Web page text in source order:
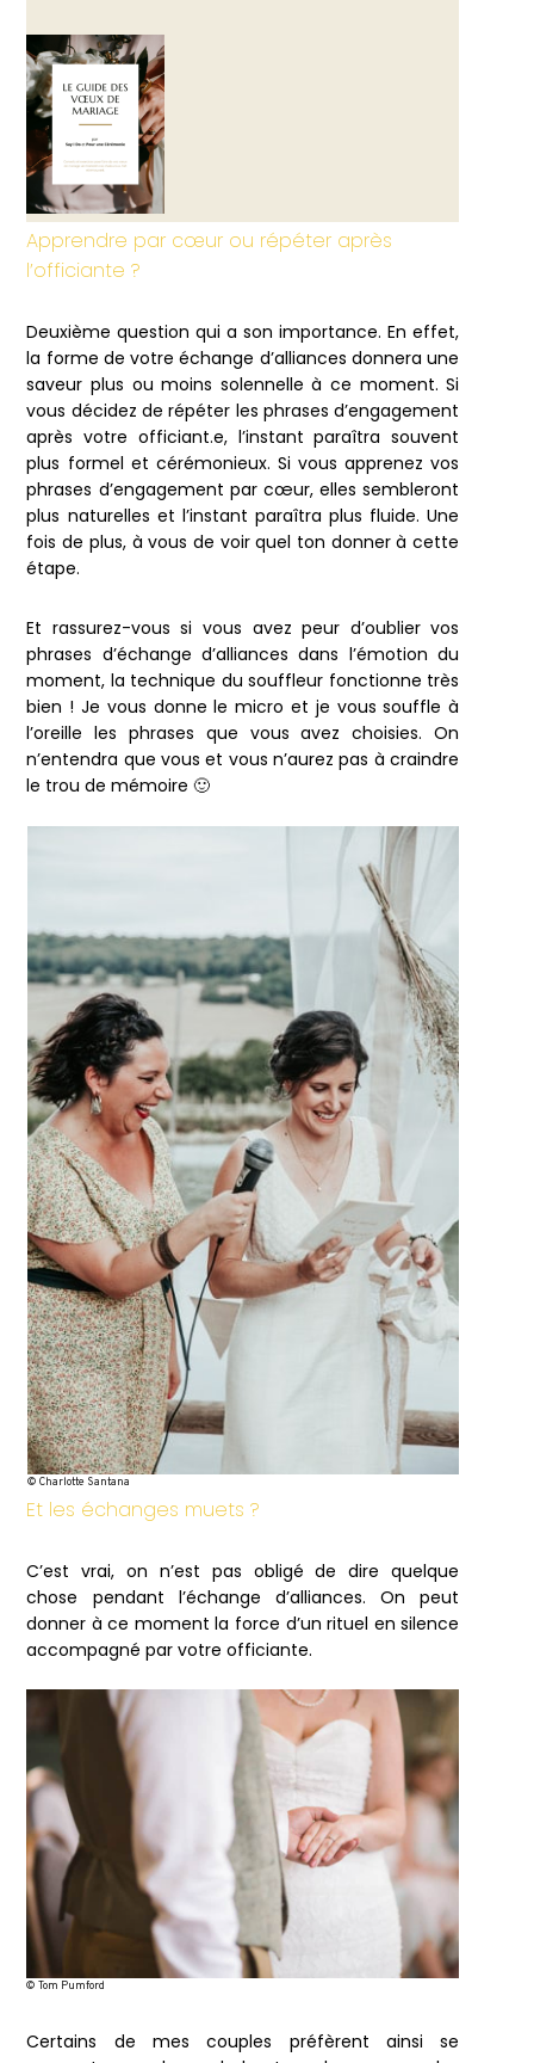
Apprendre par cœur ou répéter après
l’officiante ?
Deuxième question qui a son importance. En effet,
la forme de votre échange d’alliances donnera une
saveur plus ou moins solennelle à ce moment. Si
vous décidez de répéter les phrases d’engagement
après votre officiant.e, l’instant paraîtra souvent
plus formel et cérémonieux. Si vous apprenez vos
phrases d’engagement par cœur, elles sembleront
plus naturelles et l’instant paraîtra plus fluide. Une
fois de plus, à vous de voir quel ton donner à cette
étape.
Et rassurez-vous si vous avez peur d’oublier vos
phrases d’échange d’alliances dans l’émotion du
moment, la technique du souffleur fonctionne très
bien ! Je vous donne le micro et je vous souffle à
l’oreille les phrases que vous avez choisies. On
n’entendra que vous et vous n’aurez pas à craindre
le trou de mémoire 🙂
© Charlotte Santana
Et les échanges muets ?
C’est vrai, on n’est pas obligé de dire quelque
chose pendant l’échange d’alliances. On peut
donner à ce moment la force d’un rituel en silence
accompagné par votre officiante.
© Tom Pumford
Certains de mes couples préfèrent ainsi se